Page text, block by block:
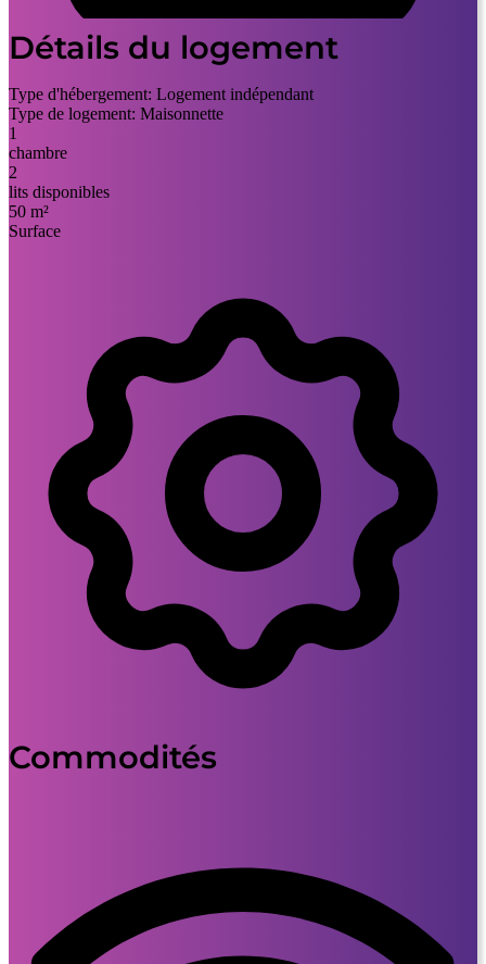
Détails du logement
Type d'hébergement: Logement indépendant
Type de logement: Maisonnette
1
chambre
2
lits disponibles
50 m²
Surface
Commodités